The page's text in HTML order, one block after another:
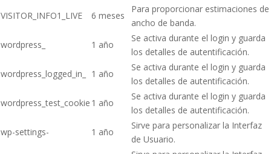
VISITOR_INFO1_LIVE
6 meses
Para proporcionar estimaciones de
ancho de banda.
wordpress_
1 año
Se activa durante el login y guarda
los detalles de autentificación.
wordpress_logged_in_
1 año
Se activa durante el login y guarda
los detalles de autentificación.
wordpress_test_cookie 1 año
Se activa durante el login y guarda
los detalles de autentificación.
wp-settings-
1 año
Sirve para personalizar la Interfaz
de Usuario.